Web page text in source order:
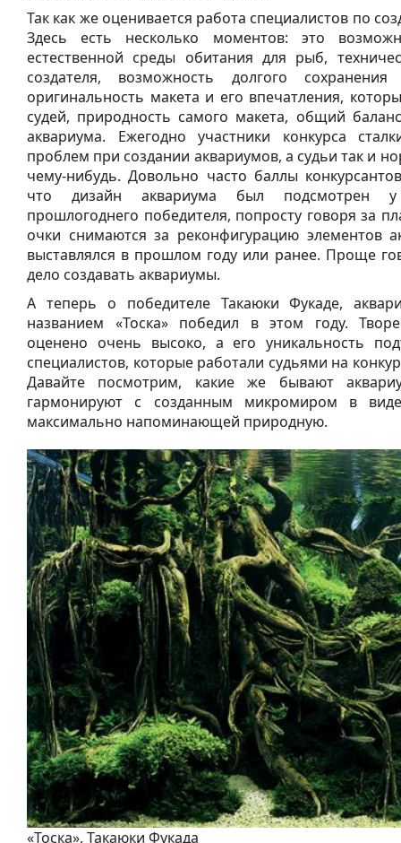
Так как же оценивается работа специалистов по
Здесь есть несколько моментов: это
естественной среды обитания для рыб,
создателя, возможность долгого
оригинальность макета и его впечатления,
судей, природность самого макета, общий
аквариума. Ежегодно участники конкурса
проблем при создании аквариумов, а судьи так и
чему-нибудь. Довольно часто баллы
что дизайн аквариума был подсмотрен
прошлогоднего победителя, попросту говоря за
очки снимаются за реконфигурацию элементов
выставлялся в прошлом году или ранее. Проще
дело создавать аквариумы.
А теперь о победителе Такаюки Фукаде,
названием «Тоска» победил в этом году.
оценено очень высоко, а его уникальность
специалистов, которые работали судьями на
Давайте посмотрим, какие же бывают
гармонируют с созданным микромиром в
максимально напоминающей природную.
«Тоска», Такаюки Фукада